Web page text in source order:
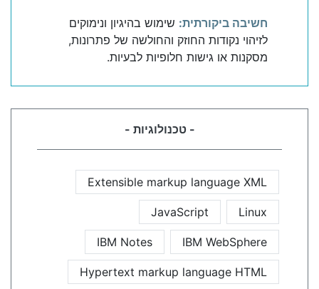
חשיבה ביקורתית: שימוש בהיגיון ונימוקים
לזיהוי נקודות החוזק והחולשה של פתרונות,
מסקנות או גישות חלופיות לבעיות.
- טכנולוגיות -
Extensible markup language XML
Linux
JavaScript
IBM WebSphere
IBM Notes
Hypertext markup language HTML